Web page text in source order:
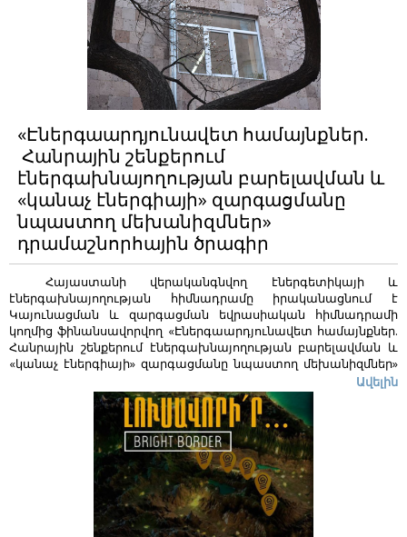
համապատասխան տեղեկատվություն` ըստ ներկայացված
հարցաթերթիկի ձևի: Այն մեզ հնարավորություն կընձեռնի
շենքերի էներգատեխնիկական բնութագրերի նախնական
գնահատման և էներգախնայողության տեսակետից
օժանդակության կարիք ունեցող հաստատությունների
որոշման համար:Ձեր դիմումը դիտարկելու համար
անհրաժեշտ էլրացնել համապատասխան փաստաթղթերի
փաթեթը՝
1․ դիմումի ձև,
2․ ամբողջությամբ լրացված
հարցաթերթիկ (4 ենթաբաժիններով),
3․ հաստատության
անշարժ գույքի սեփականության (օգտագործման)
գրանցման վկայական, 4․ շինության սեյսմակայունության և
տեխնիկական վիճակի մասին
եզրակացություն:Դիմումը
կարող եք ուղարկել info@r2e2.am էլեկտրոնային հասցեին:
«Էներգաարդյունավետ համայնքներ.
Հանրային շենքերում
էներգախնայողության բարելավման և
«կանաչ էներգիայի» զարգացմանը
նպաստող մեխանիզմներ»
դրամաշնորհային ծրագիր
Հայաստանի վերականգնվող էներգետիկայի և
էներգախնայողության հիմնադրամը իրականացնում է
Կայունացման և զարգացման եվրասիական հիմնադրամի
կողմից ֆինանսավորվող «Էներգաարդյունավետ համայնքներ.
Հանրային շենքերում էներգախնայողության բարելավման և
«կանաչ էներգիայի» զարգացմանը նպաստող մեխանիզմներ»
Ծրագրի շրջանակներում հանրային նշանակության թվով 20
շենքերում (դպրոց, մանկապարտեզ, հիվանդանոց)
կիրականացվեն էներգախնայող միջոցառումներ:
կարող են ընդգրկվել այն հանրային շենքերը, որոնք
համապատասխանում են հետևյալ չափորոշիչներին՝
Լինեն հանրային կամ համայնքային նշանակության,
Մոտակա 10 տարիների ընթացքում չեն դադարեցնելու
գործունեությունը,
Ավելին